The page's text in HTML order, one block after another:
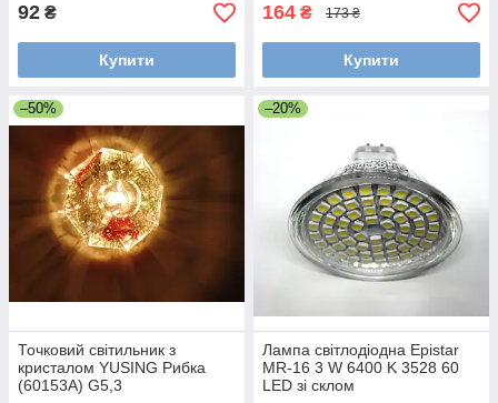
92 ₴
Купити
164 ₴ 173 ₴
Купити
–50%
Точковий світильник з
кристалом YUSING Рибка
(60153А) G5,3
–20%
Лампа світлодіодна Epistar
MR-16 3 W 6400 K 3528 60
LED зі склом